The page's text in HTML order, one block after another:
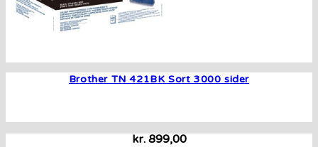
Brother TN 421BK Sort 3000 sider
kr.899,00